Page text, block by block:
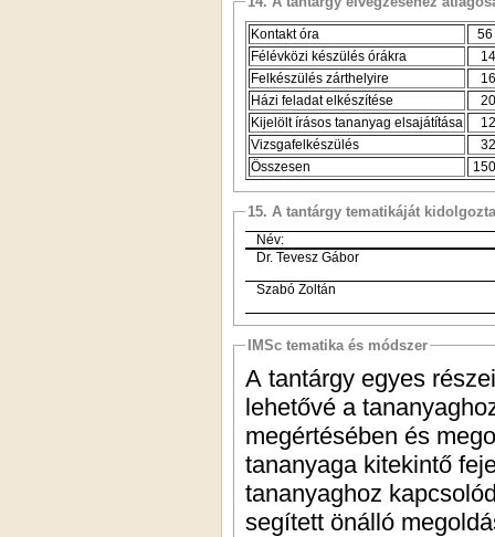
Kontakt óra
56
Félévközi készülés órákra
14
Felkészülés zárthelyire
16
Házi feladat elkészítése
20
Kijelölt írásos tananyag elsajátítása
12
Vizsgafelkészülés
32
Összesen
150
15. A tantárgy tematikáját kidolgozta
Név:
Dr. Tevesz Gábor
Szabó Zoltán
IMSc tematika és módszer
A tantárgy egyes
lehetővé a
megértésében és
tananyaga kitekintő
tananyaghoz
segített önálló